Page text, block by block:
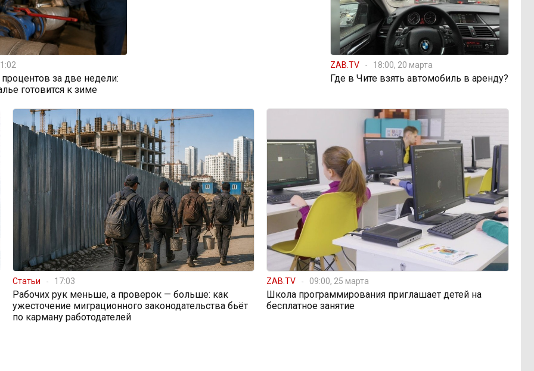
за две недели:
готовится к зиме
ZAB.TV 18:00, 20 марта
Где в Чите взять автомобиль в аренду?
Статьи 17:03
Рабочих рук меньше, а проверок — больше: как
ужесточение миграционного законодательства бьёт
по карману работодателей
ZAB.TV 09:00, 25 марта
Школа программирования приглашает детей на
бесплатное занятие